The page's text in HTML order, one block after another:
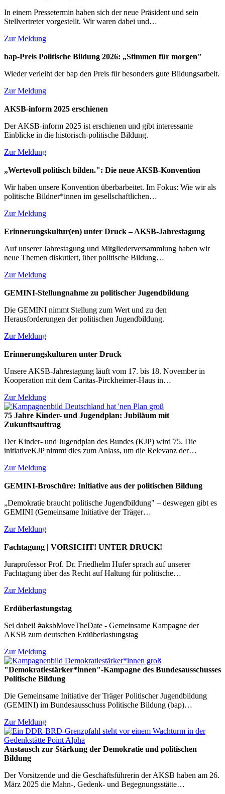
In einem Pressetermin haben sich der neue Präsident und sein
Stellvertreter vorgestellt. Wir waren dabei und…
Zur Meldung
bap-Preis Politische Bildung 2026: „Stimmen für morgen"
Wieder verleiht der bap den Preis für besonders gute Bildungsarbeit.
Zur Meldung
AKSB-inform 2025 erschienen
Der AKSB-inform 2025 ist erschienen und gibt interessante
Einblicke in die historisch-politische Bildung.
Zur Meldung
„Wertevoll politisch bilden.": Die neue AKSB-Konvention
Wir haben unsere Konvention überbarbeitet. Im Fokus: Wie wir als
politische Bildner*innen im gesellschaftlichen…
Zur Meldung
Erinnerungskultur(en) unter Druck – AKSB-Jahrestagung
Auf unserer Jahrestagung und Mitgliederversammlung haben wir
neue Themen diskutiert, über politische Bildung…
Zur Meldung
GEMINI-Stellungnahme zu politischer Jugendbildung
Die GEMINI nimmt Stellung zum Wert und zu den
Herausforderungen der politischen Jugendbildung.
Zur Meldung
Erinnerungskulturen unter Druck
Unsere AKSB-Jahrestagung läuft vom 17. bis 18. November in
Kooperation mit dem Caritas-Pirckheimer-Haus in…
Zur Meldung
75 Jahre Kinder- und Jugendplan: Jubiläum mit
Zukunftsauftrag
Der Kinder- und Jugendplan des Bundes (KJP) wird 75. Die
initiativeKJP nimmt dies zum Anlass, um die Relevanz der…
Zur Meldung
GEMINI-Broschüre: Initiative aus der politischen Bildung
„Demokratie braucht politische Jugendbildung" – deswegen gibt es
GEMINI (Gemeinsame Initiative der Träger…
Zur Meldung
Fachtagung | VORSICHT! UNTER DRUCK!
Juraprofessor Prof. Dr. Friedhelm Hufer sprach auf unserer
Fachtagung über das Recht auf Haltung für politische…
Zur Meldung
Erdüberlastungstag
Sei dabei! #aksbMoveTheDate - Gemeinsame Kampagne der
AKSB zum deutschen Erdüberlastungstag
Zur Meldung
"Demokratiestärker*innen"-Kampagne des Bundesausschusses
Politische Bildung
Die Gemeinsame Initiative der Träger Politischer Jugendbildung
(GEMINI) im Bundesausschuss Politische Bildung (bap)…
Zur Meldung
Austausch zur Stärkung der Demokratie und politischen
Bildung
Der Vorsitzende und die Geschäftsführerin der AKSB haben am 26.
März 2025 die Mahn-, Gedenk- und Begegnungsstätte…